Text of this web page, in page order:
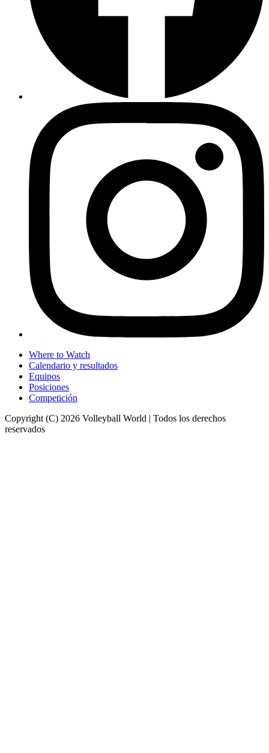
Where to Watch
Calendario y resultados
Equipos
Posiciones
Competición
Copyright (C) 2026 Volleyball World | Todos los derechos
reservados